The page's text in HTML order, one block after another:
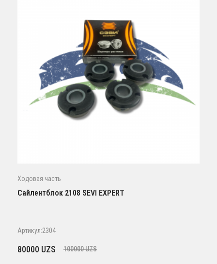
Ходовая часть
Сайлентблок 2108 SEVI EXPERT
Артикул:2304
100000UZS
Первоначальная
80000 UZS
Текущая